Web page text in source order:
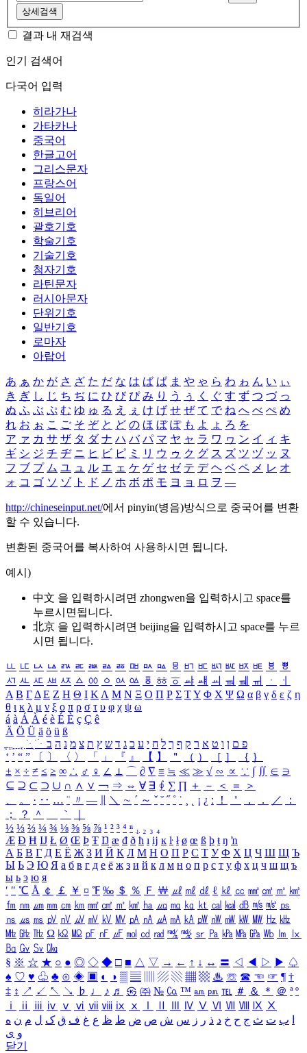
상세검색
결과 내 재검색
인기 검색어
다국어 입력
히라가나
가타카나
중국어
한글고어
그리스문자
프랑스어
독일어
히브리어
괄호기호
학술기호
기술기호
첨자기호
라틴문자
러시아문자
단위기호
일반기호
로마자
아랍어
あ ぁ か が さ ざ た だ な は ば ぱ ま や ゃ ら わ ゎ ん い ぃ
き ぎ し じ ち ぢ に ひ び ぴ み り う ぅ く ぐ す ず つ づ っ
ぬ ふ ぶ ぷ む ゆ ゅ る え ぇ け げ せ ぜ て で ね へ べ ぺ め
れ お ぉ こ ご そ ぞ と ど の ほ ぼ ぽ も よ ょ ろ を
ア ァ カ サ ザ タ ダ ナ ハ バ パ マ ヤ ャ ラ ワ ヮ ン イ ィ キ
ギ シ ジ チ ヂ ニ ヒ ビ ピ ミ リ ウ ゥ ク グ ス ズ ツ ヅ ッ ヌ
フ ブ プ ム ユ ュ ル エ ェ ケ ゲ セ ゼ テ デ ヘ ベ ペ メ レ オ
ォ コ ゴ ソ ゾ ト ド ノ ホ ボ ポ モ ヨ ョ ロ ヲ ―
http://chineseinput.net/에서 pinyin(병음)방식으로 중국어를 변환
할 수 있습니다.
변환된 중국어를 복사하여 사용하시면 됩니다.
예시)
中文 을 입력하시려면 zhongwen을 입력하시고 space를
누르시면됩니다.
北京 을 입력하시려면 beijing을 입력하시고 space를 누르
시면 됩니다.
ㅥ ㅦ ㅧ ㅨ ㅩ ㅪ ㅫ ㅬ ㅭ ㅮ ㅯ ㅰ ㅱ ㅲ ㅳ ㅴ ㅵ ㅶ ㅷ ㅸ
ㅹ
ㅺ ㅻ ㅼ ㅽ ㅾ ㅿ ㆀ ㆁ ㆂ ㆃ ㆄ ㆅ ㆆ ㆇ ㆈ ㆉ ㆊ ㆋ ㆌ ㆍ
ㆎ
Α Β ΓΔ Ε Ζ Η Θ Ι ΚΛ Μ Ν Ξ Ο Π Ρ Σ ΤΥ Φ Χ Ψ Ω α β γ δ ε ζ η
θ ι κ λ μ ν ξ ο π ρ σ τ υ φ χ ψ ω
á à Á À é è É È ç Ç ê
Ä Ö Ü ä ö ü ß
ִֶֹ ֻּ ׁׂ פ ם ן ו ט א ר ק ף ך ל ח י ע כ ג ד ש ץ ת צ מ נ ה ב
‘ ’ “ ” 〔 〕 〈 〉 「 」 『 』 【 】 ＂ （ ） ［ ］ ｛ ｝
± × ÷ ≠ ≤ ≥ ∞ ∴ ♂ ♀ ∠ ⊥ ⌒ ∂ ∇ ≡ ≒ ≪ ≫ √ ∽ ∝ ∵ ∫ ∬ ∈ ∋
⊆ ⊇ ⊂ ⊃ ∪ ∩ ∧ ∨ ￢ ⇒ ⇔ ∀ ∃ ∮ ∑ ∏ ＋ － ＜ ＝
＞
、
。 · ‥ … ¨ 〃 ― ＼ ∼ ´ ～ ˇ ˘ ˝ ˚ ˙ ¸ ¡ ¿ ː ！ ＇ ， ． ／
：
；
？ ＾ ｀
½ ⅓ ⅔ ¼ ¾ ⅛ ⅜ ⅝ ⅞ ¹ ² ³ ⁴ ⁿ ₁ ₂ ₃ ₄
Æ Ð Ħ Ĳ Ł Ø Œ Þ Ŧ Ŋ æ đ ð ħ ı ĳ ĸ ŀ ł ø œ ß þ ŧ ŋ ŉ
А Б В Г Д Е Ё Ж З И Й К Л М Н О П Р С Т У Ф Х Ц Ч Ш Щ Ъ
Ы Ь Э Ю Я а б в г д е ё ж з и й к л м н о п р с т у ф х ц ч ш щ ъ
ы ь э ю я
′ ″ ℃ Å ￠ ￡ ￥ ¤ ℉ ‰ ＄ ％ Ｆ ￦ ㎕ ㎖ ㎗ ℓ ㎘ ㏄ ㎣ ㎤ ㎥ ㎦
㎙ ㎚ ㎛ ㎜ ㎝ ㎞ ㎟ ㎠ ㎡ ㎢ ㏊ ㎍ ㎎ ㎏ ㏏ ㎈ ㎉ ㏈ ㎧ ㎨ ㎰
㎱ ㎲ ㎳ ㎴ ㎵ ㎶ ㎷ ㎸ ㎹ ㎀ ㎁ ㎂ ㎃ ㎄ ㎺ ㎻ ㎽ ㎾ ㎿ ㎐ ㎑
㎒ ㎓ ㎔ Ω ㏀ ㏁ ㎊ ㎋ ㎌ ㏖ ㏅ ㎭ ㎮ ㎯ ㏛ ㎩ ㎪ ㎫ ㎬ ㏝ ㏐
㏓
㏃ ㏉ ㏜ ㏆
§ ※ ☆ ★ ○ ● ◎ ◇ ◆ □ ■ △ ▽ → ← ↑ ↓ ↔ 〓 ◁ ◀ ▷ ▶ ♤
♠ ♡ ♥ ♧ ♣ ⊙ ◈ ▣ ◐ ◑ ▒ ▤ ▨ ▧ ▦ ▩ ♨ ☏ ☎ ☜ ☞ ¶ †
‡ ↕ ↗ ↙ ↖ ↘ ♭ ♩ ♪ ♬ ㉿ ㈜ № ㏇ ™ ㏂ ㏘ ℡ ＃ ＆ ＊ ＠ ª º
ⅰ
ⅱ ⅲ ⅳ ⅴ ⅵ ⅶ ⅷ ⅸ ⅹ Ⅳ Ⅴ Ⅵ Ⅶ Ⅷ Ⅸ Ⅹ
ب ت ث ج ح خ د ذ ر ز س ش ص ض ط ظ ع غ ف ق ک ل م ن ه
و ی
닫기